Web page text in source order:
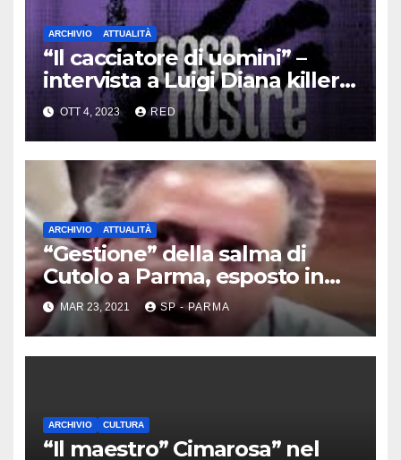
ARCHIVIO ATTUALITÀ
“Il cacciatore di uomini” –
intervista a Luigi Diana killer
dei Casalesi
OTT 4, 2023 RED
ARCHIVIO ATTUALITÀ
“Gestione” della salma di
Cutolo a Parma, esposto in
Procura
MAR 23, 2021 SP - PARMA
ARCHIVIO CULTURA
“Il maestro” Cimarosa” nel